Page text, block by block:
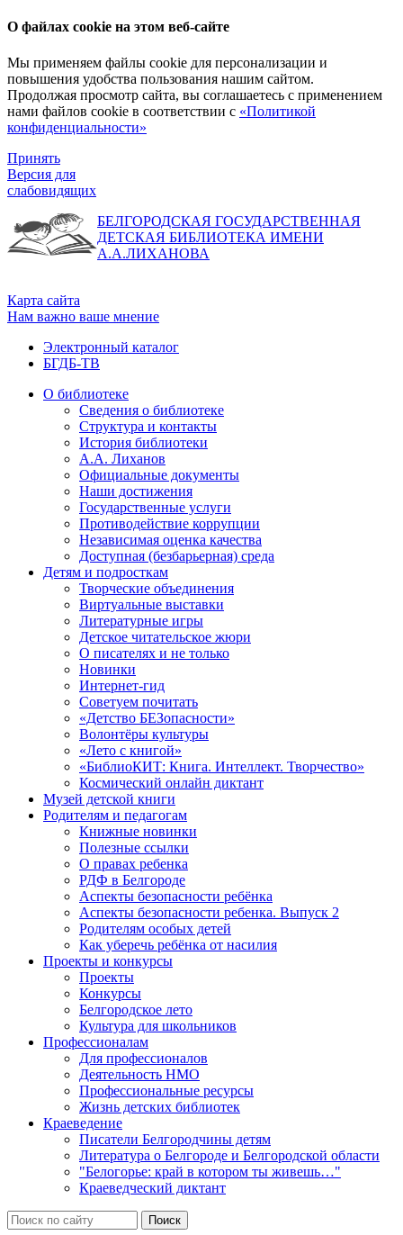
О файлах cookie на этом веб-сайте
Мы применяем файлы cookie для персонализации и
повышения удобства пользования нашим сайтом.
Продолжая просмотр сайта, вы соглашаетесь с применением
нами файлов cookie в соответствии с «Политикой
конфиденциальности»
Принять
Версия для
слабовидящих
БЕЛГОРОДСКАЯ ГОСУДАРСТВЕННАЯ
ДЕТСКАЯ БИБЛИОТЕКА ИМЕНИ
А.А.ЛИХАНОВА
Карта сайта
Нам важно ваше мнение
Электронный каталог
БГДБ-ТВ
О библиотеке
Сведения о библиотеке
Структура и контакты
История библиотеки
А.А. Лиханов
Официальные документы
Наши достижения
Государственные услуги
Противодействие коррупции
Независимая оценка качества
Доступная (безбарьерная) среда
Детям и подросткам
Творческие объединения
Виртуальные выставки
Литературные игры
Детское читательское жюри
О писателях и не только
Новинки
Интернет-гид
Советуем почитать
«Детство БЕЗопасности»
Волонтёры культуры
«Лето с книгой»
«БиблиоКИТ: Книга. Интеллект. Творчество»
Космический онлайн диктант
Музей детской книги
Родителям и педагогам
Книжные новинки
Полезные ссылки
О правах ребенка
РДФ в Белгороде
Аспекты безопасности ребёнка
Аспекты безопасности ребенка. Выпуск 2
Родителям особых детей
Как уберечь ребёнка от насилия
Проекты и конкурсы
Проекты
Конкурсы
Белгородское лето
Культура для школьников
Профессионалам
Для профессионалов
Деятельность НМО
Профессиональные ресурсы
Жизнь детских библиотек
Краеведение
Писатели Белгородчины детям
Литература о Белгороде и Белгородской области
"Белогорье: край в котором ты живешь…"
Краеведческий диктант